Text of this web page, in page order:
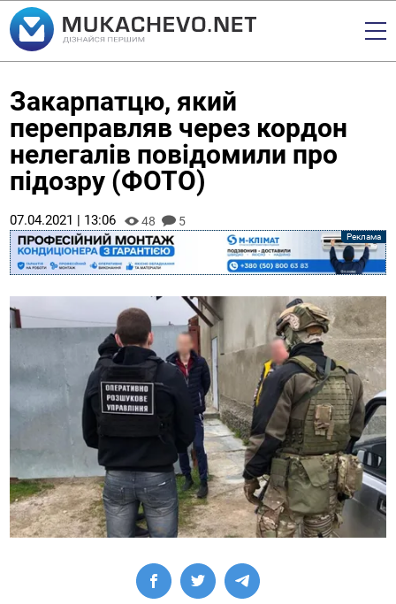
Закарпатцю, який
переправляв через кордон
нелегалів повідомили про
підозру (ФОТО)
07.04.2021 | 13:06 48 5